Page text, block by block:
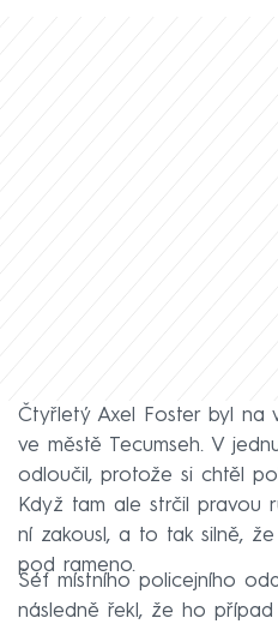
Čtyřletý Axel Foster byl na
ve městě Tecumseh. V
odloučil, protože si chtěl
Když tam ale strčil pravou
ní zakousl, a to tak silně,
pod rameno.
Šéf místního policejního
následně řekl, že ho